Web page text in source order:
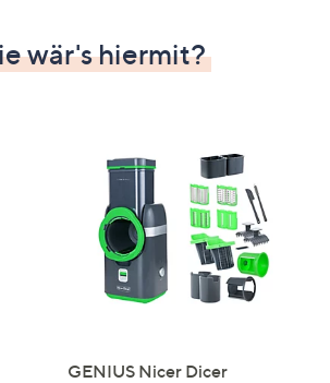
wär's hiermit?
GENIUS Nicer Dicer